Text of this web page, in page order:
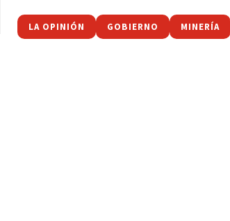
LA OPINIÓN GOBIERNO MINERÍA